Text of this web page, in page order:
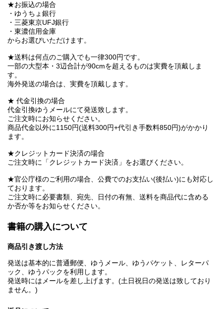
★お振込の場合
・ゆうちょ銀行
・三菱東京UFJ銀行
・東濃信用金庫
からお選びいただけます。
★送料は何点のご購入でも一律300円です。
一部の大型本・3辺合計が90cmを超えるものは実費を頂戴しま
す。
海外発送の場合は、実費を頂戴します。
★ 代金引換の場合
代金引換ゆうメールにて発送致します。
ご注文時にお知らせください。
商品代金以外に1150円(送料300円+代引き手数料850円)がかかり
ます。
★クレジットカード決済の場合
ご注文時に「クレジットカード決済」をお選びください。
★官公庁様のご利用の場合、公費でのお支払い(後払い)にも対応し
ております。
ご注文時に必要書類、宛先、日付の有無、送料を商品代に含める
か否か等をお知らせください。
書籍の購入について
商品引き渡し方法
発送は基本的に普通郵便、ゆうメール、ゆうパケット、レターパ
ック、ゆうパックを利用します。
発送時にはメールを差し上げます。(土日祝日の発送は致しており
ません。)